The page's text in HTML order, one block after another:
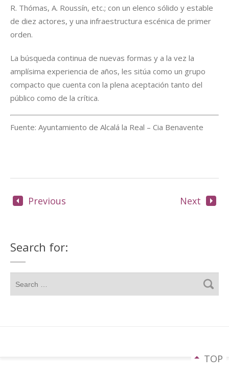
R. Thómas, A. Roussín, etc.; con un elenco sólido y estable
de diez actores, y una infraestructura escénica de primer
orden.
La búsqueda continua de nuevas formas y a la vez la
amplísima experiencia de años, les sitúa como un grupo
compacto que cuenta con la plena aceptación tanto del
público como de la crítica.
Fuente: Ayuntamiento de Alcalá la Real – Cia Benavente
Previous Next
Search for:
TOP